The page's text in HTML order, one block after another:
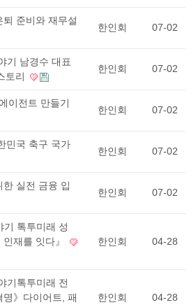
준비와 재무설
한인회 07-02
기 남경수 대표
토리
한인회 07-02
이전트 만들기
한인회 07-02
민국 축구 국가
한인회 07-02
실전 금융 입
한인회 07-02
기 톡투미래 성
재를 잇다』
한인회 04-28
기톡투미래 전
》다이어트, 패
한인회 04-28